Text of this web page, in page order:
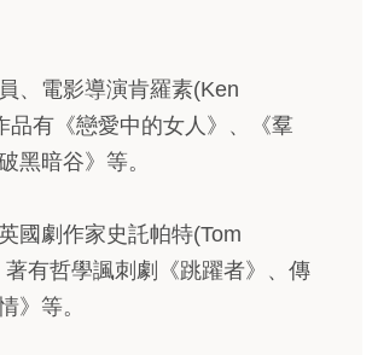
、電影導演肯羅素(Ken
品有《戀愛中的女人》、《羣
黑暗谷》等。
國劇作家史託帕特(Tom
著有哲學諷刺劇《跳躍者》、傳
》等。